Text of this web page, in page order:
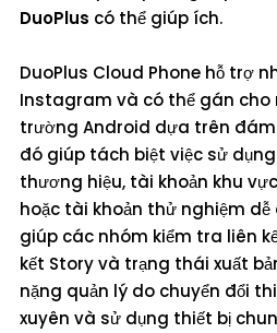
DuoPlus có thể giúp ích.
DuoPlus Cloud Phone hỗ trợ
Instagram và có thể gán cho
trường Android dựa trên
đó giúp tách biệt việc sử
thương hiệu, tài khoản khu
hoặc tài khoản thử nghiệm
giúp các nhóm kiểm tra liên
kết Story và trạng thái xuất
nặng quản lý do chuyển đổi
xuyên và sử dụng thiết bị